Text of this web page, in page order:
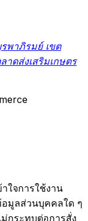
พาภิรมย์ เขต
ดส่งเสริมเกษตร
ใจการใช้งาน
อมูลส่วนบุคคลใด ๆ
กระทบต่อการสั่ง